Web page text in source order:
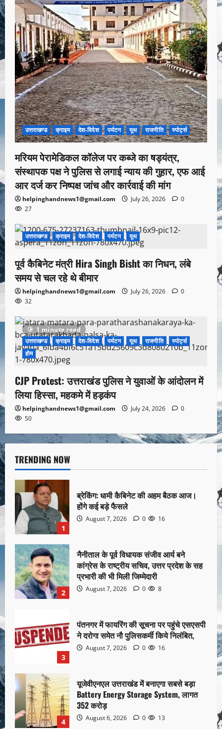
उत्तराखण्ड क्राइम देश-विदेश पर्यटन यूथ राजनीति स्पोर्ट्स
मरियम पेरामेडिकल कॉलेज पर कब्जे का षड्यंत्र,
संस्थापक पक्ष ने पुलिस से लगाई न्याय की गुहार, एफ आई
आर दर्ज कर निष्पक्ष जांच और कार्रवाई की मांग
helpinghandnews1@gmail.com July 26, 2026
0
27
1 minute read
उत्तराखण्ड क्राइम देश-विदेश पर्यटन यूथ
पूर्व कैबिनेट मंत्री Hira Singh Bisht का निधन, लंबे
समय से चल रहे थे बीमार
helpinghandnews1@gmail.com July 26, 2026
0
32
1 minute read
उत्तराखण्ड
क्राइम देश-विदेश पर्यटन यूथ राजनीति
स्पोर्ट्स
होम
CJP Protest: उत्तराखंड पुलिस ने युवाओं के आंदोलन में
लिया हिस्सा, महकमे में हड़कंप
helpinghandnews1@gmail.com July 24, 2026
0
50
TRENDING NOW
1
ब्रेकिंग: धामी कैबिनेट की अहम बैठक आज।
होंगे कई बड़े फैसले
August 7, 2026 0 16
2
नैनीताल के पूर्व विधायक संजीव आर्य बने
कांग्रेस के राष्ट्रीय सचिव, उत्तर प्रदेश के सह
प्रभारी की भी मिली जिम्मेदारी
August 7, 2026 0 8
3
पंतनगर में फायरिंग की सूचना पर पहुंचे एसएसपी
ने दरोगा समेत नौ पुलिसकर्मी किये निलंबित,
August 7, 2026 0 16
4
यूजेवीएनएल उत्तराखंड में बनाएगा सबसे बड़ा
Battery Energy Storage System, लागत
352 करोड़
August 6, 2026 0 13